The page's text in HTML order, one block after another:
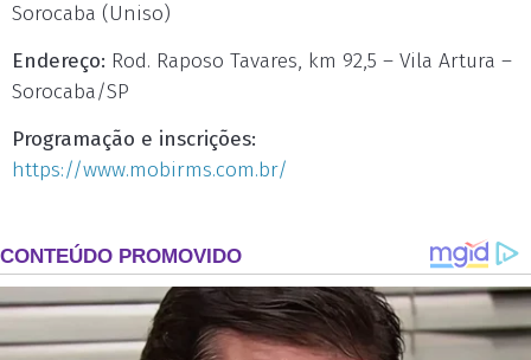
Sorocaba (Uniso)
Endereço: Rod. Raposo Tavares, km 92,5 – Vila Artura –
Sorocaba/SP
Programação e inscrições:
https://www.mobirms.com.br/